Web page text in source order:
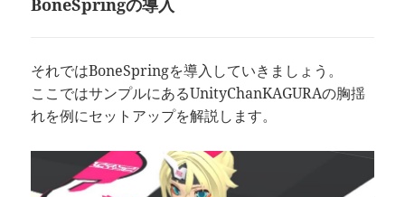
BoneSpringの導入
それではBoneSpringを導入していきましょう。
ここではサンプルにあるUnityChanKAGURAの胸揺
れを例にセットアップを解説します。